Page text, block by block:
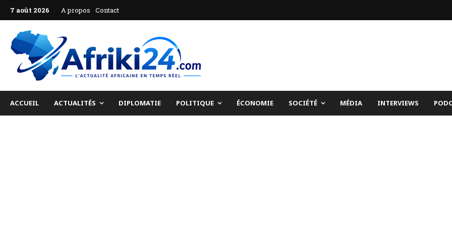
7 août 2026 A propos Contact
ACCUEIL ACTUALITÉS DIPLOMATIE POLITIQUE ÉCONOMIE SOCIÉTÉ MÉDIA INTERVIEWS